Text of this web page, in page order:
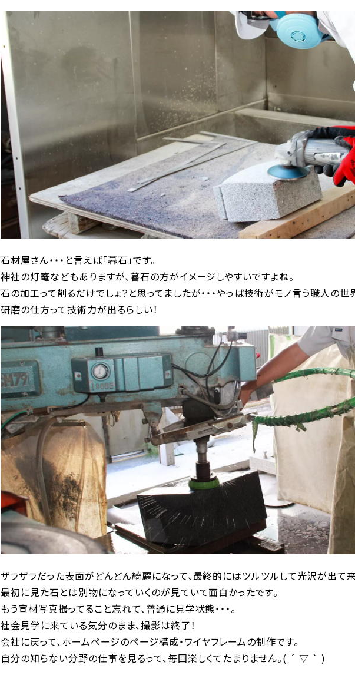
石材屋さん・・・と言えば「暮石」です。
神社の灯篭などもありますが、暮石の方がイメージしやすいですよね。
石の加工って削るだけでしょ？と思ってましたが・・・やっぱ技術がモノ言う職人の世
研磨の仕方って技術力が出るらしい！
ザラザラだった表面がどんどん綺麗になって、最終的にはツルツルして光沢が出て来
最初に見た石とは別物になっていくのが見ていて面白かったです。
もう宣材写真撮ってること忘れて、普通に見学状態・・・。
社会見学に来ている気分のまま、撮影は終了！
会社に戻って、ホームページのページ構成・ワイヤフレームの制作です。
自分の知らない分野の仕事を見るって、毎回楽しくてたまりません。( ´ ▽ ` )